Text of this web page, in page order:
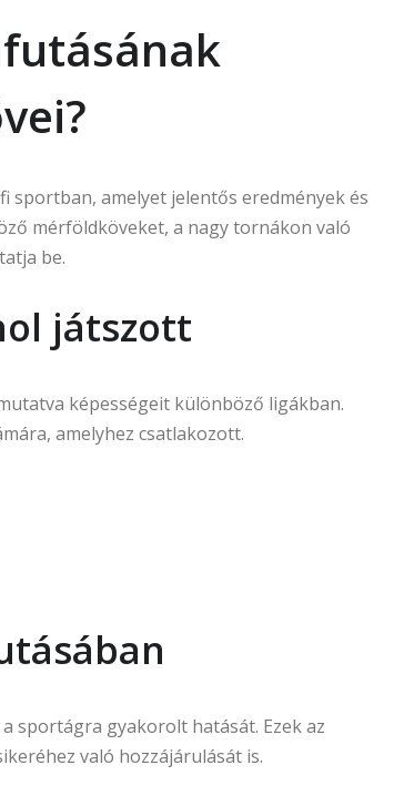
sportban, amelyet jelentős eredmények és
mérföldköveket, a nagy tornákon való
be.
játszott
képességeit különböző ligákban.
amelyhez csatlakozott.
sportágra gyakorolt hatását. Ezek az
való hozzájárulását is.